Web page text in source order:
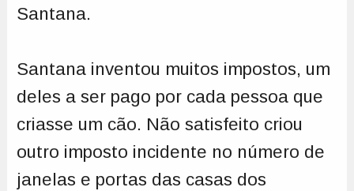
Santana.
Santana inventou muitos impostos, um
deles a ser pago por cada pessoa que
criasse um cão. Não satisfeito criou
outro imposto incidente no número de
janelas e portas das casas dos